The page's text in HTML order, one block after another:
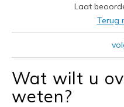
Beste toepassingen
Travel
Sizing
Feels
View On Shoes
Shoes
Laat
Terug
Wat wilt u
weten?